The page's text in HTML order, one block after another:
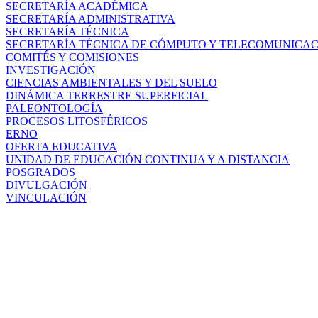
SECRETARÍA ACADÉMICA
SECRETARÍA ADMINISTRATIVA
SECRETARÍA TÉCNICA
SECRETARÍA TÉCNICA DE CÓMPUTO Y
COMITÉS Y COMISIONES
INVESTIGACIÓN
CIENCIAS AMBIENTALES Y DEL SUELO
DINÁMICA TERRESTRE SUPERFICIAL
PALEONTOLOGÍA
PROCESOS LITOSFÉRICOS
ERNO
OFERTA EDUCATIVA
UNIDAD DE EDUCACIÓN CONTINUA Y A DISTANCIA
POSGRADOS
DIVULGACIÓN
VINCULACIÓN